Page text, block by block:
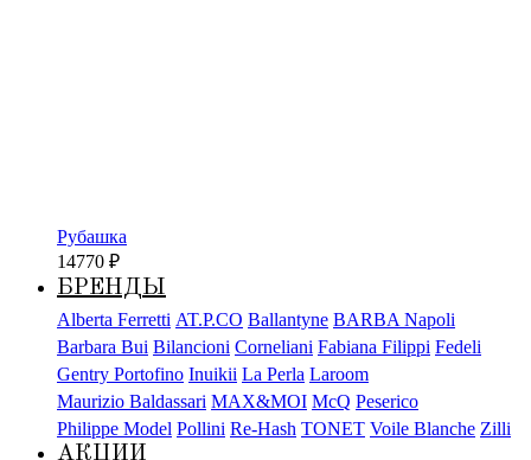
Рубашка
14770 ₽
БРЕНДЫ
Alberta Ferretti AT.P.CO Ballantyne BARBA Napoli
Barbara Bui Bilancioni Corneliani Fabiana Filippi Fedeli
Gentry Portofino Inuikii La Perla Laroom
Maurizio Baldassari MAX&MOI McQ Peserico
Philippe Model Pollini Re-Hash TONET Voile Blanche Zilli
АКЦИИ